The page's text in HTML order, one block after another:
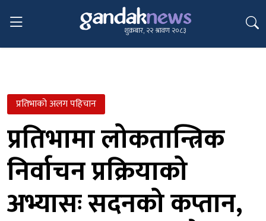
शुक्रबार, २२ श्रावण २०८३
प्रतिभाको अलग पहिचान
प्रतिभामा लोकतान्त्रिक
निर्वाचन प्रक्रियाको
अभ्यासः सदनको कप्तान,